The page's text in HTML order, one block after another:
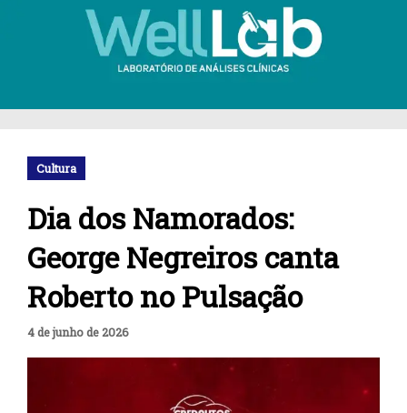
Cultura
Dia dos Namorados:
George Negreiros canta
Roberto no Pulsação
4 de junho de 2026